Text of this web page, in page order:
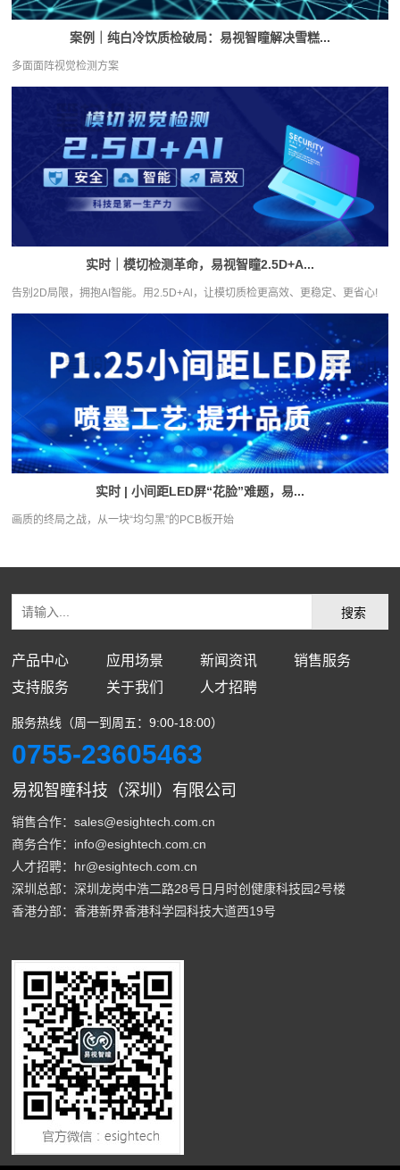
案例｜纯白冷饮质检破局：易视智瞳解决雪糕...
多面面阵视觉检测方案
实时｜模切检测革命，易视智瞳2.5D+A...
告别2D局限，拥抱AI智能。用2.5D+Al，让模切质检更高效、更稳定、更省心!
实时 | 小间距LED屏“花脸”难题，易...
画质的终局之战，从一块“均匀黑”的PCB板开始
产品中心 应用场景 新闻资讯
销售服务
支持服务
关于我们 人才招聘
服务热线（周一到周五：9:00-18:00）
0755-23605463
易视智瞳科技（深圳）有限公司
销售合作：sales@esightech.com.cn
商务合作：info@esightech.com.cn
人才招聘：hr@esightech.com.cn
深圳总部：深圳龙岗中浩二路28号日月时创健康科技园2号楼
香港分部：香港新界香港科学园科技大道西19号